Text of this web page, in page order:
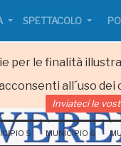
per le finalità
all´uso dei
SPETTACOLO
Inviateci le
5 MUNICIPIO 6